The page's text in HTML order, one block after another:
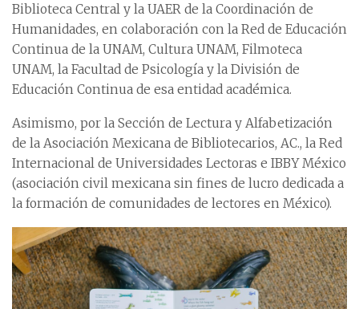
Biblioteca Central y la UAER de la Coordinación de
Humanidades, en colaboración con la Red de Educación
Continua de la UNAM, Cultura UNAM, Filmoteca
UNAM, la Facultad de Psicología y la División de
Educación Continua de esa entidad académica.
Asimismo, por la Sección de Lectura y Alfabetización
de la Asociación Mexicana de Bibliotecarios, AC., la Red
Internacional de Universidades Lectoras e IBBY México
(asociación civil mexicana sin fines de lucro dedicada a
la formación de comunidades de lectores en México).